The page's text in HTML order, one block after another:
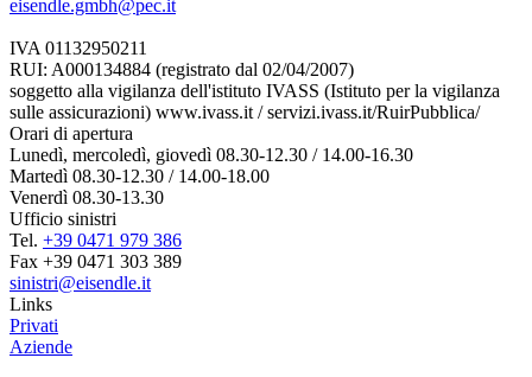
eisendle.gmbh@pec.it
IVA 01132950211
RUI: A000134884 (registrato dal 02/04/2007)
soggetto alla vigilanza dell'istituto IVASS (Istituto per la vigilanza
sulle assicurazioni) www.ivass.it / servizi.ivass.it/RuirPubblica/
Orari di apertura
Lunedì, mercoledì, giovedì 08.30-12.30 / 14.00-16.30
Martedì 08.30-12.30 / 14.00-18.00
Venerdì 08.30-13.30
Ufficio sinistri
Tel. +39 0471 979 386
Fax +39 0471 303 389
sinistri@eisendle.it
Links
Privati
Aziende